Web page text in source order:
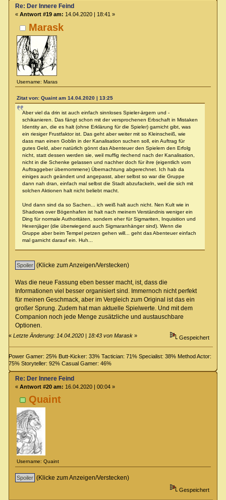
Marask
Username: Maras
Re: Der Innere Feind
« Antwort #19 am: 14.04.2020 | 18:41 »
Zitat von: Quaint am 14.04.2020 | 13:25
Aber viel da drin ist auch einfach sinnloses Spieler-ärgern und -
schikanieren. Das fängt schon mit der versprochenen Erbschaft in Mistaken
Identity an, die es halt (ohne Erklärung für die Spieler) garnicht gibt, was
ein riesiger Frustfaktor ist. Das geht aber weiter mit so Kleinscheiß, wie
dass man einen Goblin in der Kanalisation suchen soll, ein Auftrag für
gutes Geld, aber natürlich gönnt das Abenteuer den Spielern den Erfolg
nicht, statt dessen werden sie, weil muffig riechend nach der Kanalisation,
nicht in die Schenke gelassen und nachher doch für ihre (eigentlich vom
Auftraggeber übernommene) Übernachtung abgerechnet. Ich hab da
einiges auch geändert und angepasst, aber selbst so war die Gruppe
dann nah dran, einfach mal selbst die Stadt abzufackeln, weil die sich mit
solchen Aktionen halt nicht beliebt macht.
Und dann sind da so Sachen... ich weiß halt auch nicht. Nen Kult wie in
Shadows over Bögenhafen ist halt nach meinem Verständnis weniger ein
Ding für normale Authoritäten, sondern eher für Sigmariten, Inquisition und
Hexenjäger (die überwiegend auch Sigmaranhänger sind). Wenn die
Gruppe aber beim Tempel petzen gehen will... geht das Abenteuer einfach
mal garnicht darauf ein. Huh...
(Klicke zum Anzeigen/Verstecken)
Was die neue Fassung eben besser macht, ist, dass die
Informationen viel besser organisiert sind. Immernoch nicht perfekt
für meinen Geschmack, aber im Vergleich zum Original ist das ein
großer Sprung. Zudem hat man aktuelle Spielwerte. Und mit dem
Companion noch jede Menge zusätzliche und austauschbare
Optionen.
«Letzte Änderung: 14.04.2020 | 18:43 von Marask » Gespeichert
Power Gamer: 25% Butt-Kicker: 33% Tactician: 71% Specialist: 38% Method Actor:
75% Storyteller: 92% Casual Gamer: 46%
Quaint
Username: Quaint
Re: Der Innere Feind
« Antwort #20 am: 16.04.2020 | 00:04 »
(Klicke zum Anzeigen/Verstecken)
Gespeichert